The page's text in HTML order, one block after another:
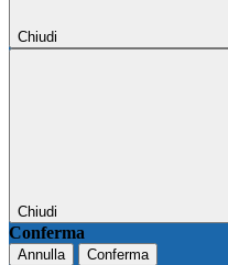
Chiudi
Chiudi
Conferma
Annulla Conferma